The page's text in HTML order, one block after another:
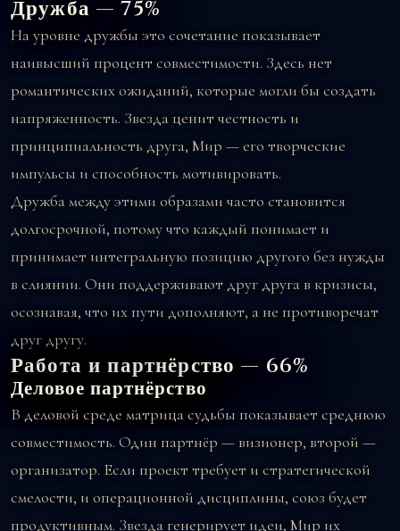
Дружба — 75%
На уровне дружбы это сочетание показывает
наивысший процент совместимости. Здесь нет
романтических ожиданий, которые могли бы создать
напряженность. Звезда ценит честность и
принципиальность друга, Мир — его творческие
импульсы и способность мотивировать.
Дружба между этими образами часто становится
долгосрочной, потому что каждый понимает и
принимает интегральную позицию другого без нужды
в слиянии. Они поддерживают друг друга в кризисы,
осознавая, что их пути дополняют, а не противоречат
друг другу.
Работа и партнёрство — 66%
Деловое партнёрство
В деловой среде матрица судьбы показывает среднюю
совместимость. Один партнёр — визионер, второй —
организатор. Если проект требует и стратегической
смелости, и операционной дисциплины, союз будет
продуктивным. Звезда генерирует идеи, Мир их